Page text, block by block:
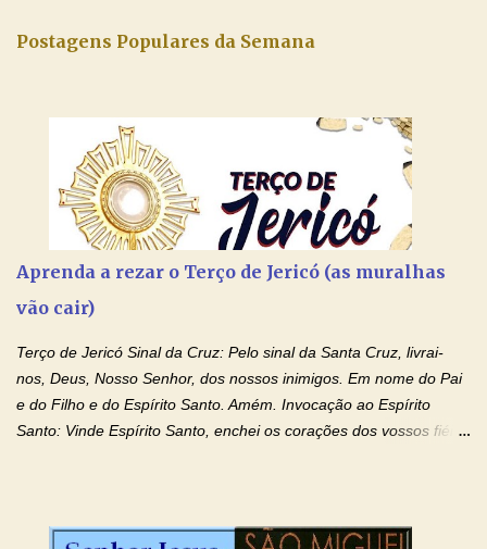
Postagens Populares da Semana
Aprenda a rezar o Terço de Jericó (as muralhas
vão cair)
Terço de Jericó Sinal da Cruz: Pelo sinal da Santa Cruz, livrai-
nos, Deus, Nosso Senhor, dos nossos inimigos. Em nome do Pai
e do Filho e do Espírito Santo. Amém. Invocação ao Espírito
Santo: Vinde Espírito Santo, enchei os corações dos vossos fiéis
Santo, fazei que apreciemos retamente todas as coisas segundo